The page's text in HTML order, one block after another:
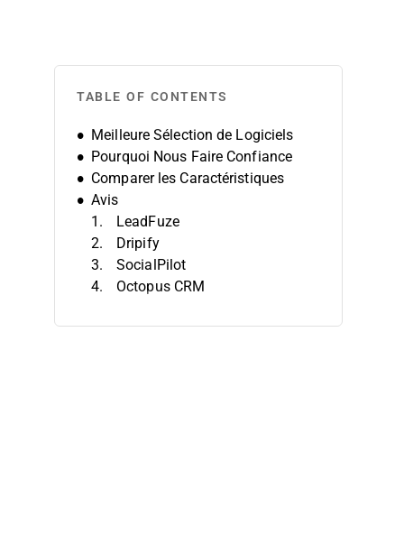
TABLE OF CONTENTS
Meilleure Sélection de Logiciels
Pourquoi Nous Faire Confiance
Comparer les Caractéristiques
Avis
LeadFuze
Dripify
SocialPilot
Octopus CRM
Lead Connect